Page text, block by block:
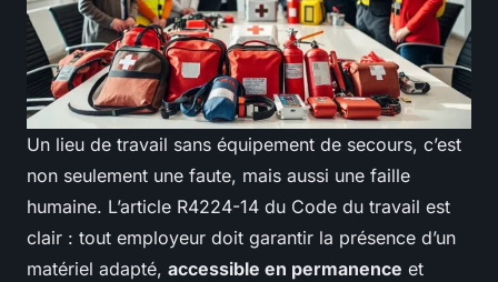
Un lieu de travail sans équipement de secours, c’est
non seulement une faute, mais aussi une faille
humaine. L’article R4224-14 du Code du travail est
clair : tout employeur doit garantir la présence d’un
matériel adapté, accessible en permanence et